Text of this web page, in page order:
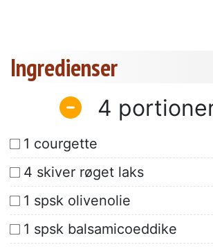
Ingredienser
4
1 courgette
4 skiver røget laks
1 spsk olivenolie
1 spsk balsamicoeddike